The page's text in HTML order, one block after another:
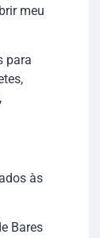
meu
para
às
Bares